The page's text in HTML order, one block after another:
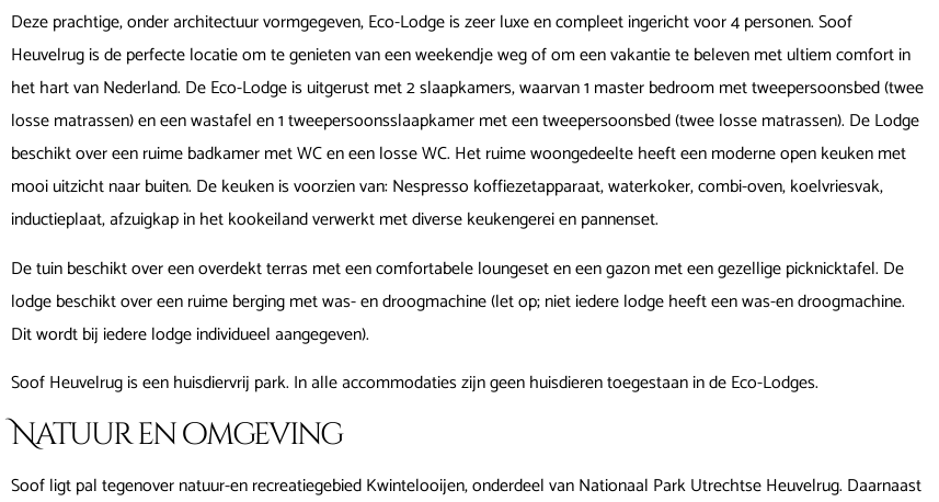
Deze prachtige, onder architectuur vormgegeven, Eco-Lodge is zeer luxe en compleet ingericht voor 4 personen. Soof
Heuvelrug is de perfecte locatie om te genieten van een weekendje weg of om een vakantie te beleven met ultiem comfort in
het hart van Nederland. De Eco-Lodge is uitgerust met 2 slaapkamers, waarvan 1 master bedroom met tweepersoonsbed (twee
losse matrassen) en een wastafel en 1 tweepersoonsslaapkamer met een tweepersoonsbed (twee losse matrassen). De Lodge
beschikt over een ruime badkamer met WC en een losse WC. Het ruime woongedeelte heeft een moderne open keuken met
mooi uitzicht naar buiten. De keuken is voorzien van: Nespresso koffiezetapparaat, waterkoker, combi-oven, koelvriesvak,
inductieplaat, afzuigkap in het kookeiland verwerkt met diverse keukengerei en pannenset.
De tuin beschikt over een overdekt terras met een comfortabele loungeset en een gazon met een gezellige picknicktafel. De
lodge beschikt over een ruime berging met was- en droogmachine (let op; niet iedere lodge heeft een was-en droogmachine.
Dit wordt bij iedere lodge individueel aangegeven).
Soof Heuvelrug is een huisdiervrij park. In alle accommodaties zijn geen huisdieren toegestaan in de Eco-Lodges.
Natuur en omgeving
Soof ligt pal tegenover natuur-en recreatiegebied Kwintelooijen, onderdeel van Nationaal Park Utrechtse Heuvelrug. Daarnaast